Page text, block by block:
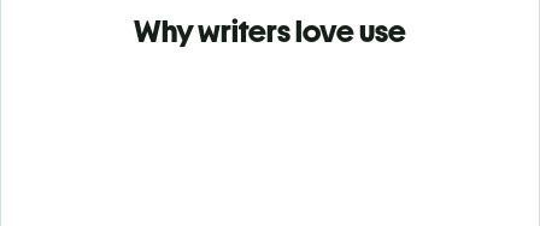
Why writers love use